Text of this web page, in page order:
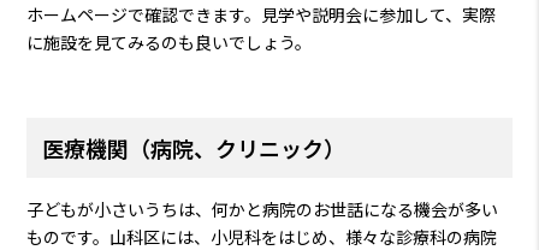
ホームページで確認できます。見学や説明会に参加して、実際
に施設を見てみるのも良いでしょう。
医療機関（病院、クリニック）
子どもが小さいうちは、何かと病院のお世話になる機会が多い
ものです。山科区には、小児科をはじめ、様々な診療科の病院